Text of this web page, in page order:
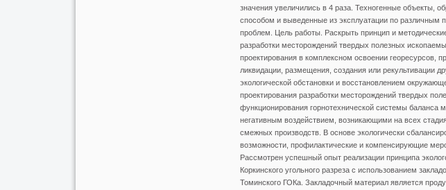
значения увеличились в 4 раза. Техногенные объекты,
способом и выведенные из эксплуатации по различным
проблем. Цель работы. Раскрыть принцип и
разработки месторождений твердых полезных
проектирования в комплексном освоении георесурсов,
ликвидации, размещения, создания или рекультивации
экологической обстановки и восстановлением
проектирования разработки месторождений твердых
функционирования горнотехнической системы
негативным воздействием, возникающими на всех
смежных производств. В основе экологически
возможности, профилактические и компенсирующие
Рассмотрен успешный опыт реализации принципа
Коркинского угольного разреза с использованием
Томинского ГОКа. Закладочный материал является